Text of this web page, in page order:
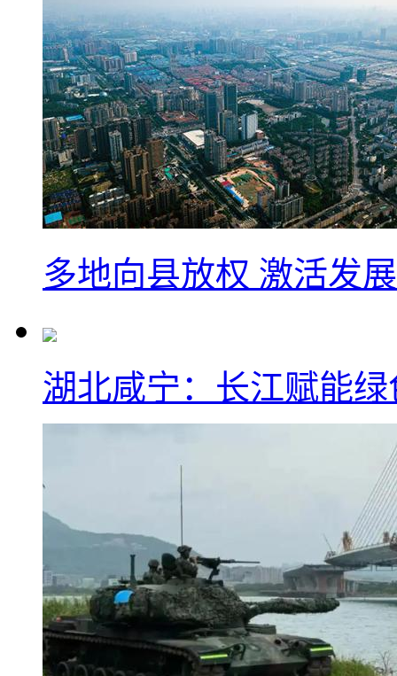
多地向县放权 激活发
湖北咸宁：长江赋能